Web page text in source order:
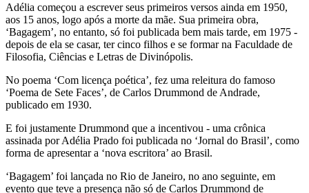
Adélia começou a escrever seus primeiros versos ainda em 1950,
aos 15 anos, logo após a morte da mãe. Sua primeira obra,
‘Bagagem’, no entanto, só foi publicada bem mais tarde, em 1975 -
depois de ela se casar, ter cinco filhos e se formar na Faculdade de
Filosofia, Ciências e Letras de Divinópolis.
No poema ‘Com licença poética’, fez uma releitura do famoso
‘Poema de Sete Faces’, de Carlos Drummond de Andrade,
publicado em 1930.
E foi justamente Drummond que a incentivou - uma crônica
assinada por Adélia Prado foi publicada no ‘Jornal do Brasil’, como
forma de apresentar a ‘nova escritora’ ao Brasil.
‘Bagagem’ foi lançada no Rio de Janeiro, no ano seguinte, em
evento que teve a presença não só de Carlos Drummond de